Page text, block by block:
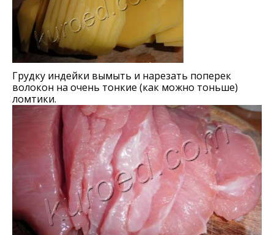
Грудку индейки вымыть и нарезать поперек
волокон на очень тонкие (как можно тоньше)
ломтики.